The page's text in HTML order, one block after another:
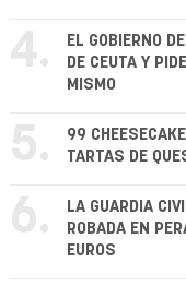
4.
EL GOBIERNO
DE CEUTA Y
MISMO
5.
99
TARTAS DE
6.
LA GUARDIA
ROBADA EN
EUROS